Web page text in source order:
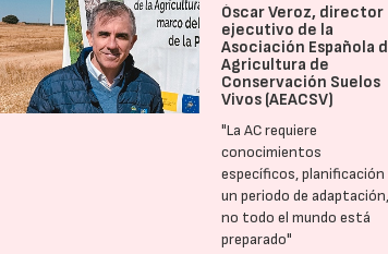
Óscar Veroz, director
ejecutivo de la
Asociación Española
Agricultura de
Conservación Suelos
Vivos (AEACSV)
"La AC requiere
conocimientos
específicos, planificación
un periodo de
no todo el mundo está
preparado"